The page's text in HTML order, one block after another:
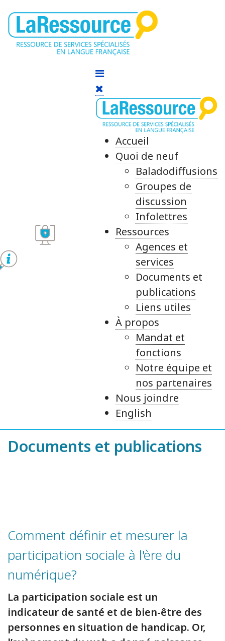
Accueil
Quoi de neuf
Baladodiffusions
Groupes de
discussion
Infolettres
Ressources
Agences et
services
Documents et
publications
Liens utiles
À propos
Mandat et
fonctions
Notre équipe et
nos partenaires
Nous joindre
English
Documents et publications
Comment définir et mesurer la
participation sociale à l'ère du
numérique?
La participation sociale est un
indicateur de santé et de bien-être des
personnes en situation de handicap. Or,